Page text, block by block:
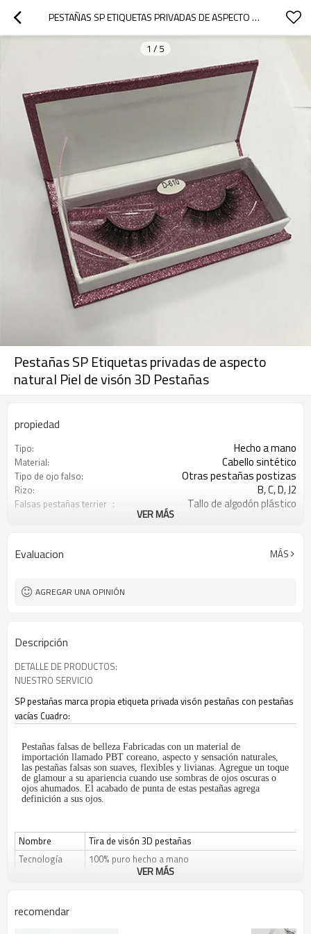
PESTAÑAS SP ETIQUETAS PRIVADAS DE ASPECTO NATURAL PIEL DE VISÓN 3D PESTAÑAS
1 / 5
Pestañas SP Etiquetas privadas de aspecto
natural Piel de visón 3D Pestañas
propiedad
Tipo: Hecho a mano
Material: Cabello sintético
Tipo de ojo falso: Otras pestañas postizas
Rizo: B, C, D, J2
Falsas pestañas terrier ： Tallo de algodón plástico
0.05 mm, 0.07 mm, 0.10 mm, 0.07
Cruzado
Nombre de la marca: SP EYELASH
Color:
VER MÁS
Evaluacion MÁS
AGREGAR UNA OPINIÓN
Descripción
DETALLE DE PRODUCTOS:
NUESTRO SERVICIO
SP pestañas marca propia etiqueta privada visón pestañas con pestañas
vacías Cuadro:
Pestañas falsas de belleza Fabricadas con un material de
importación llamado PBT coreano, aspecto y sensación naturales,
las pestañas falsas son suaves, flexibles y livianas. Agregue un toque
de glamour a su apariencia cuando use sombras de ojos oscuras o
ojos ahumados. El acabado de punta de estas pestañas agrega
definición a sus ojos.
Nombre
Tira de visón 3D pestañas
Tecnología
100% puro hecho a mano
OEM ODM, logo propio aceptado
Color
VER MÁS
recomendar